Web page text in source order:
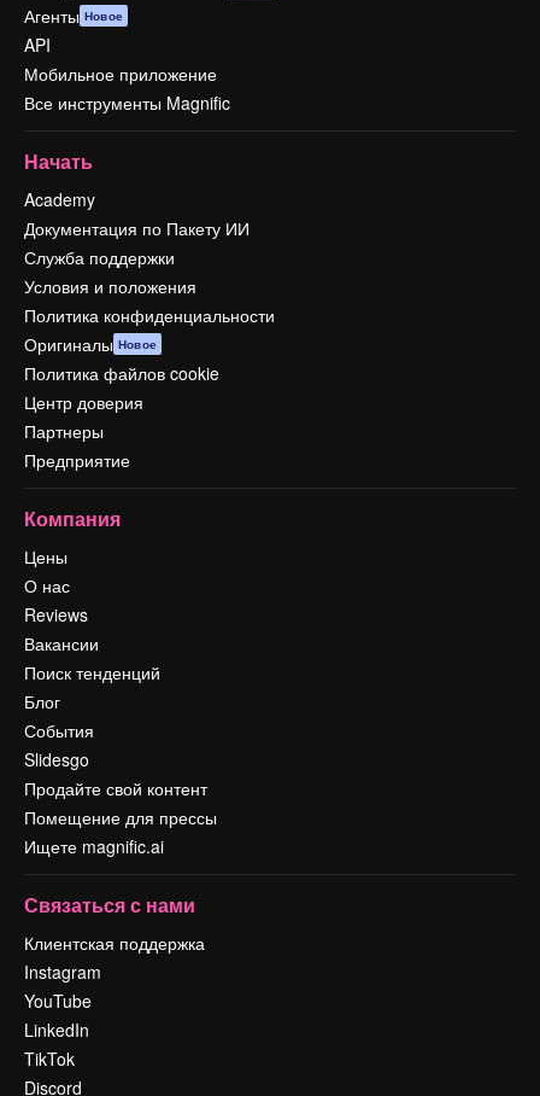
Агенты Новое
API
Мобильное приложение
Все инструменты Magnific
Начать
Academy
Документация по Пакету ИИ
Служба поддержки
Условия и положения
Политика конфиденциальности
Оригиналы Новое
Политика файлов cookie
Центр доверия
Партнеры
Предприятие
Компания
Цены
О нас
Reviews
Вакансии
Поиск тенденций
Блог
События
Slidesgo
Продайте свой контент
Помещение для прессы
Ищете magnific.ai
Связаться с нами
Клиентская поддержка
Instagram
YouTube
LinkedIn
TikTok
Discord